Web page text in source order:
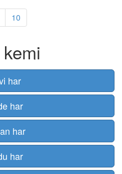
10
har
har
har
har